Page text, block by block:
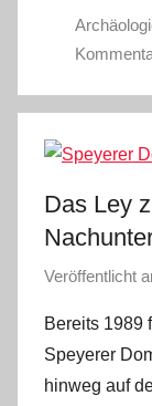
Das Ley
Veröffentlicht
Bereits 1989
Speyerer
hinweg auf